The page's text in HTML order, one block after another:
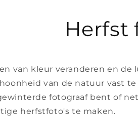
Herfst
van kleur veranderen en
van de natuur vast
fotograaf bent of
herfstfoto's te maken.